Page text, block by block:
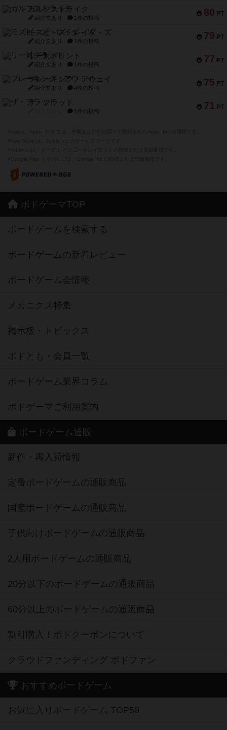
80 PT
ガルフストライク
紹介文あり 1件の投稿
79 PT
モズビ－ズ・レイダ－ズ
紹介文あり 1件の投稿
77 PT
リー対グラント
紹介文あり 1件の投稿
75 PT
ブレーキング・アウェイ
紹介文あり 4件の投稿
71 PT
ザ・フラッド
1件の投稿
ボドゲーマTOP
ボードゲームを検索する
ボードゲームの新着レビュー
ボードゲーム会情報
メカニクス特集
掲示板・トピックス
ボドとも・会員一覧
ボードゲーム業界コラム
ボドゲーマご利用案内
ボードゲーム通販
新作・再入荷情報
定番ボードゲームの通販商品
国産ボードゲームの通販商品
子供向けボードゲームの通販商品
2人用ボードゲームの通販商品
20分以下のボードゲームの通販商品
60分以上のボードゲームの通販商品
割引購入！ボドクーポンについて
クラウドファンディング ボドファン
おすすめボードゲーム
お気に入りボードゲーム TOP50